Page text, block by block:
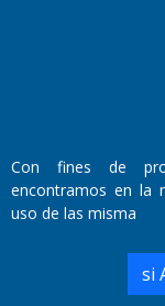
Director Periodístico:
Walter René Goñi
Domicilio Legal: José
Santa Rosa, La Pampa.
Número de Registro
Con fines de
encontramos en la
uso de las misma
si